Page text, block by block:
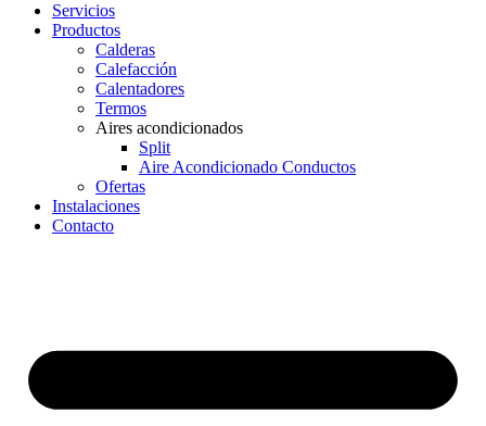
Servicios
Productos
Calderas
Calefacción
Calentadores
Termos
Aires acondicionados
Split
Aire Acondicionado Conductos
Ofertas
Instalaciones
Contacto